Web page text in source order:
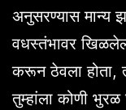
अनुसरण्यास मान्य
वधस्तंभावर
करून ठेवला होता,
तुम्हांला कोणी भुरळ